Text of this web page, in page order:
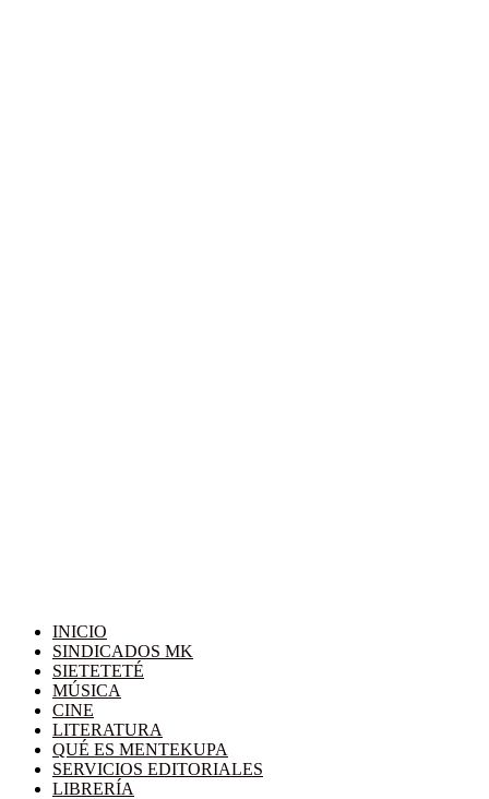
INICIO
SINDICADOS MK
SIETETETÉ
MÚSICA
CINE
LITERATURA
QUÉ ES MENTEKUPA
SERVICIOS EDITORIALES
LIBRERÍA